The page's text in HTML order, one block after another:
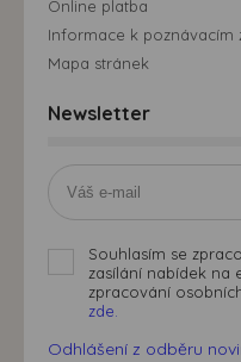
Online platba
Informace k poznávacím
Mapa stránek
Newsletter
Souhlasím se
zasílání nabídek na
zpracování
zde.
Odhlášení z odběru